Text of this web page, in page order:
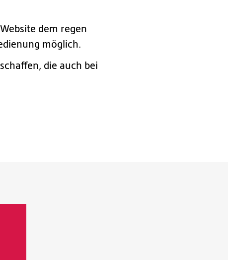
dem regen
möglich.
die auch bei